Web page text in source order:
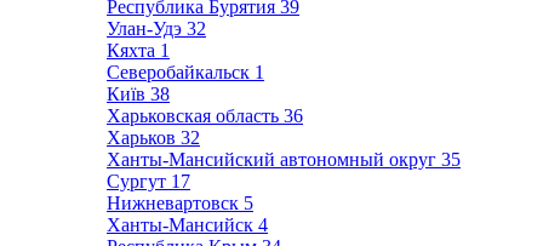
Республика Бурятия 39
Улан-Удэ 32
Кяхта 1
Северобайкальск 1
Київ 38
Харьковская область 36
Харьков 32
Ханты-Мансийский автономный округ 35
Сургут 17
Нижневартовск 5
Ханты-Мансийск 4